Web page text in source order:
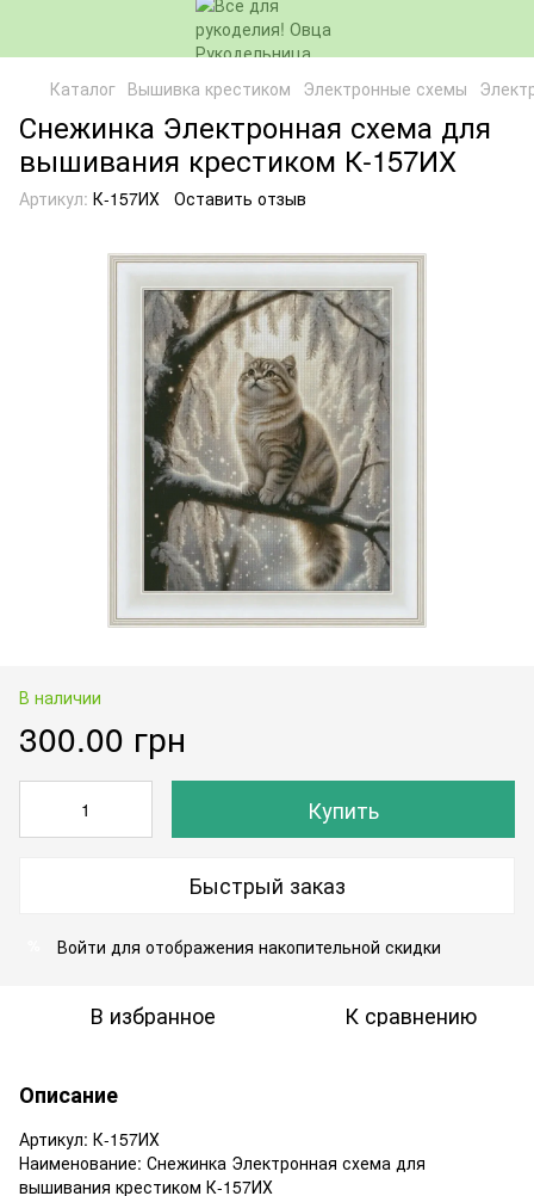
Каталог Вышивка крестиком Электронные схемы
Снежинка Электронная схема для
вышивания крестиком К-157ИХ
Артикул: К-157ИХ Оставить отзыв
В наличии
300.00 грн
Купить
Быстрый заказ
Войти для отображения накопительной скидки
В избранное К сравнению
Описание
Артикул: К-157ИХ
Наименование: Снежинка Электронная схема для
вышивания крестиком К-157ИХ